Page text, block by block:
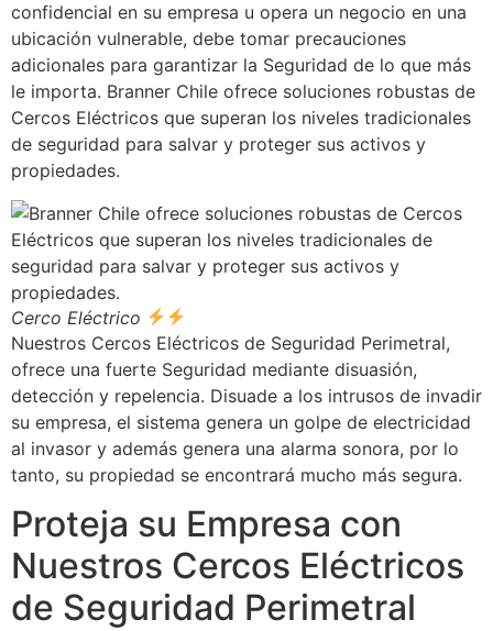
confidencial en su empresa u opera un negocio en una
ubicación vulnerable, debe tomar precauciones
adicionales para garantizar la Seguridad de lo que más
le importa. Branner Chile ofrece soluciones robustas de
Cercos Eléctricos que superan los niveles tradicionales
de seguridad para salvar y proteger sus activos y
propiedades.
Cerco Eléctrico
Nuestros Cercos Eléctricos de Seguridad Perimetral,
ofrece una fuerte Seguridad mediante disuasión,
detección y repelencia. Disuade a los intrusos de invadir
su empresa, el sistema genera un golpe de electricidad
al invasor y además genera una alarma sonora, por lo
tanto, su propiedad se encontrará mucho más segura.
Proteja su Empresa con
Nuestros Cercos Eléctricos
de Seguridad Perimetral